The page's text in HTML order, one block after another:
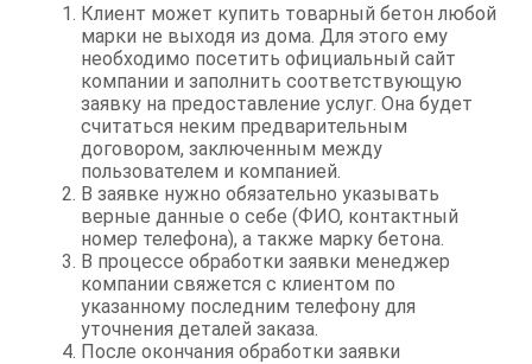
Клиент может купить товарный бетон любой
марки не выходя из дома. Для этого ему
необходимо посетить официальный сайт
компании и заполнить соответствующую
заявку на предоставление услуг. Она будет
считаться неким предварительным
договором, заключенным между
пользователем и компанией.
В заявке нужно обязательно указывать
верные данные о себе (ФИО, контактный
номер телефона), а также марку бетона.
В процессе обработки заявки менеджер
компании свяжется с клиентом по
указанному последним телефону для
уточнения деталей заказа.
После окончания обработки заявки